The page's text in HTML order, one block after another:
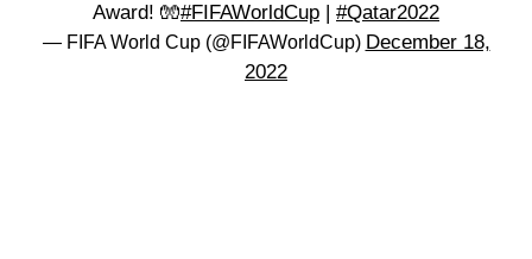
Award! 🧤#FIFAWorldCup | #Qatar2022
— FIFA World Cup (@FIFAWorldCup) December 18,
2022